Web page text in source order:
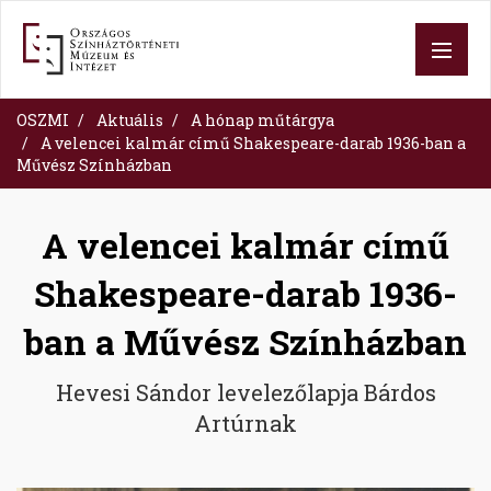
tartalomra
OSZMI Aktuális
A hónap műtárgya
A velencei kalmár című Shakespeare-darab 1936-ban a
Művész Színházban
A velencei kalmár című
Shakespeare-darab 1936-
ban a Művész Színházban
Hevesi Sándor levelezőlapja Bárdos
Artúrnak